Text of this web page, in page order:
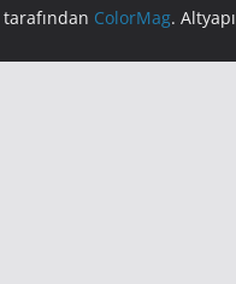
ColorMag. Altyapı